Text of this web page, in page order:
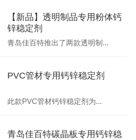
【新品】透明制品专用粉体钙
锌稳定剂
青岛佳百特推出了两款透明制...
PVC管材专用钙锌稳定剂
此款PVC管材钙锌稳定剂为...
青岛佳百特碳晶板专用钙锌稳